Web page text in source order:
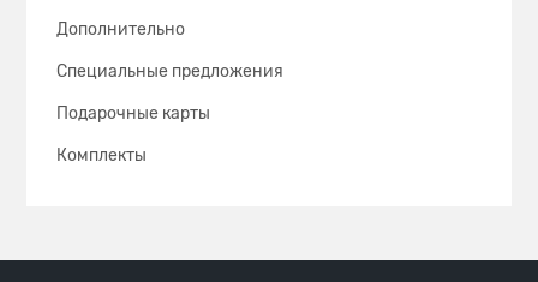
Дополнительно
Специальные предложения
Подарочные карты
Комплекты